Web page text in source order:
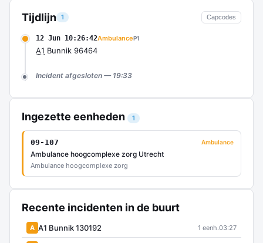
Tijdlijn 1 Capcodes
12 Jun 10:26:42AmbulanceP1
A1 Bunnik 96464
Incident afgesloten — 19:33
Ingezette eenheden 1
09-107 Ambulance
Ambulance hoogcomplexe zorg Utrecht
Ambulance hoogcomplexe zorg
Recente incidenten in de buurt
A A1 Bunnik 130192 1 eenh.03:27